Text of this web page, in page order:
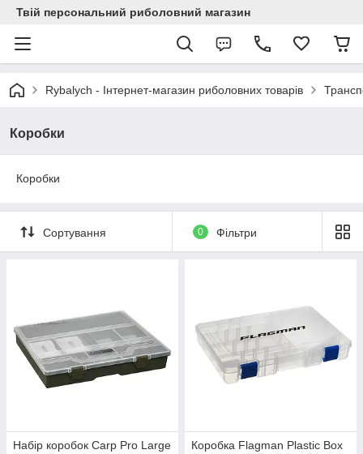
Твій персональний риболовний магазин
Rybalych - Інтернет-магазин риболовних товарів
Коробки
Коробки
Сортування 0 Фільтри
Набір коробок Carp Pro Large
Коробка Flagman Plastic Box